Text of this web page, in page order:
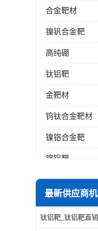
合金靶材
镍钒合金靶
高纯硼
钛铝靶
金靶材
钨钛合金靶材
镍铬合金靶
铬铝靶
三氧化铝靶材
铬靶材
最新供应商机